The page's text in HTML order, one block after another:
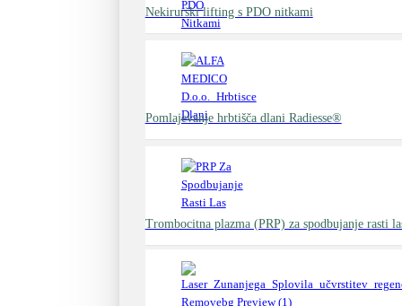
Nekirurški lifting s PDO nitkami
Pomlajevanje hrbtišča dlani Radiesse®
Trombocitna plazma (PRP) za spodbujanje rasti